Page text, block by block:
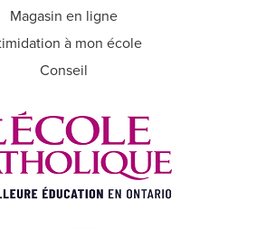
Magasin en ligne
à mon école
Conseil